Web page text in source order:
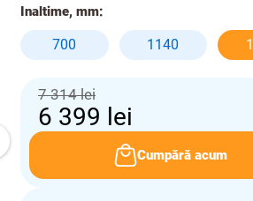
Inaltime, mm:
700 1140
7 314 lei
6 399 lei
Cumpără acum